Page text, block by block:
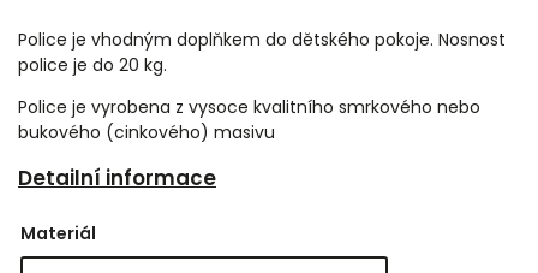
Police je vhodným doplňkem do dětského pokoje. Nosnost
police je do 20 kg.
Police je vyrobena z vysoce kvalitního smrkového nebo
bukového (cinkového) masivu
Detailní informace
Materiál